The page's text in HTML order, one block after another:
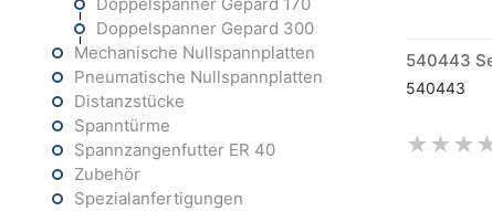
Doppelspanner Gepard 170
Doppelspanner Gepard 300
Mechanische Nullspannplatten
Pneumatische Nullspannplatten
Distanzstücke
Spanntürme
Spannzangenfutter ER 40
Zubehör
Spezialanfertigungen
540443